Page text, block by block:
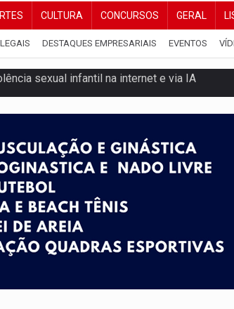
CULTURA CONCURSOS GERAL
DESTAQUES EMPRESARIAIS EVENTOS
energia nuclear, defesa e ciência em Brasília
deixa quatro mortos e um em estado
nacional com participação de Marcela
de chuvas isoladas nesta sexta-feira (7)
delibera greve da educação municipal em
abre oficina de Comunicação com
e promove reflexão sobre trajetória da Lei